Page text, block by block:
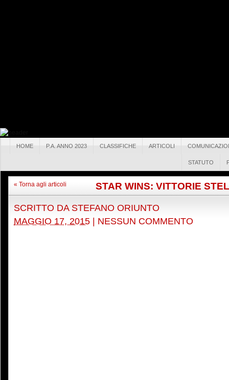
HOME P.A. ANNO 2023 CLASSIFICHE ARTICOLI
STATUTO
« Torna agli articoli STAR WINS: VITTORIE
SCRITTO DA STEFANO ORIUNTO
MAGGIO 17, 2015
NESSUN COMMENTO